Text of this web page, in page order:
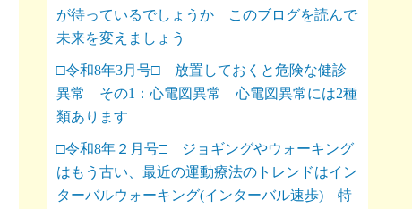
が待っているでしょうか このブログを読んで
未来を変えましょう
□令和8年3月号□ 放置しておくと危険な健診
異常 その1：心電図異常 心電図異常には2種
類あります
□令和8年２月号□ ジョギングやウォーキング
はもう古い、最近の運動療法のトレンドはイン
ターバルウォーキング(インターバル速歩) 特